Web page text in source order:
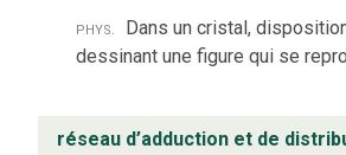
phys. Dans un cristal,
dessinant une figure qui se
réseau d’adduction et de